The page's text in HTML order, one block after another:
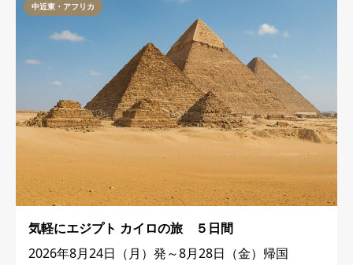
中近東・アフリカ
気軽にエジプト カイロの旅 ５日間
2026年8月24日（月）発～8月28日（金）帰国